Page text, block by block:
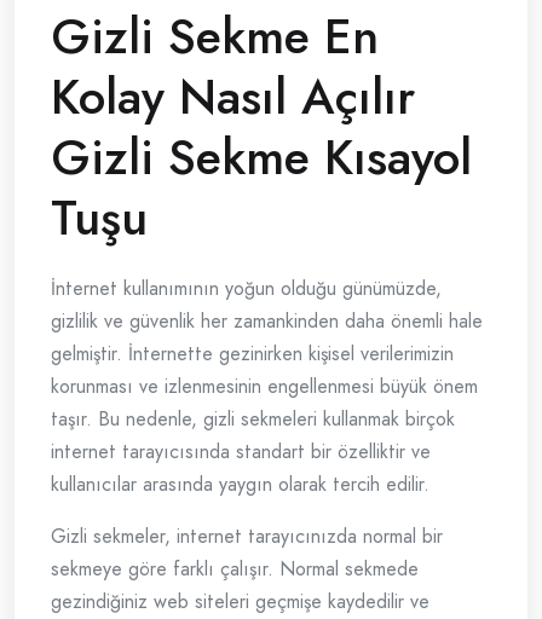
Gizli Sekme En
Kolay Nasıl Açılır
Gizli Sekme Kısayol
Tuşu
İnternet kullanımının yoğun olduğu günümüzde,
gizlilik ve güvenlik her zamankinden daha önemli hale
gelmiştir. İnternette gezinirken kişisel verilerimizin
korunması ve izlenmesinin engellenmesi büyük önem
taşır. Bu nedenle, gizli sekmeleri kullanmak birçok
internet tarayıcısında standart bir özelliktir ve
kullanıcılar arasında yaygın olarak tercih edilir.
Gizli sekmeler, internet tarayıcınızda normal bir
sekmeye göre farklı çalışır. Normal sekmede
gezindiğiniz web siteleri geçmişe kaydedilir ve